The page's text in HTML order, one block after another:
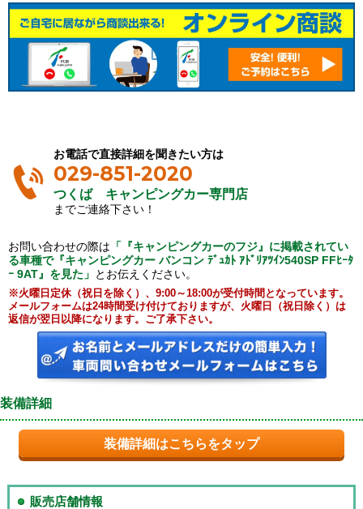
お電話で直接詳細を聞きたい方は
029-851-2020
つくば キャンピングカー専門店
までご連絡下さい！
お問い合わせの際は 「『キャンピングカーのフジ』に掲載されてい
る車種で『キャンピングカー バンコン ﾃﾞｭｶﾄ ｱﾄﾞﾘｱﾂｲﾝ540SP FFﾋｰﾀ
ｰ 9AT』を見た」 とお伝えください。
※火曜日定休（祝日を除く）、9:00～18:00が受付時間となっています。
メールフォームは24時間受け付けておりますが、火曜日（祝日除く）は
返信が翌日以降になります。ご了承下さい。
装備詳細
装備詳細はこちらをタップ
販売店舗情報